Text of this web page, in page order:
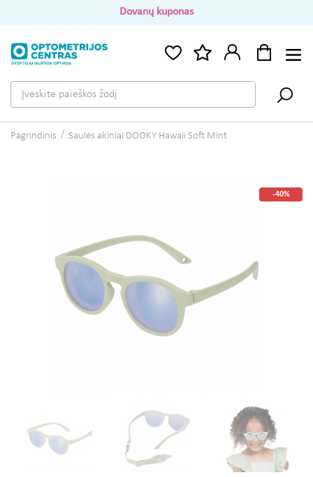
Dovanų kuponas
Pagrindinis Saulės akiniai DOOKY Hawaii Soft Mint
-40%